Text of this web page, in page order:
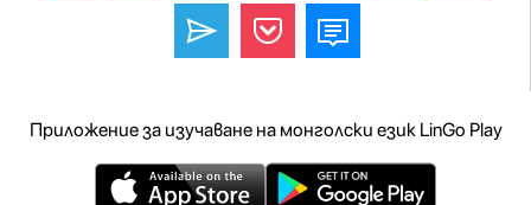
Приложение за изучаване на монголски език LinGo Play